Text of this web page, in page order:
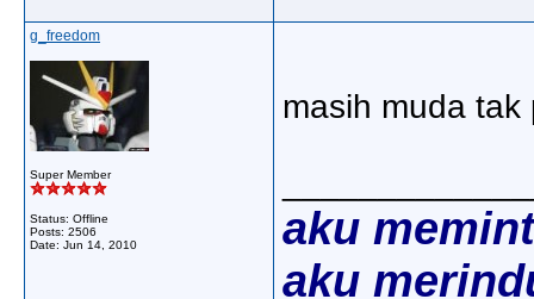
g_freedom
Super Member
Status: Offline
Posts: 2506
Date: Jun 14, 2010
masih muda
aku
aku